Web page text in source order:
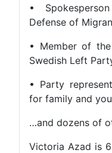
•
Defense of
• Member
Swedish
• Party
for family
…and
Victoria